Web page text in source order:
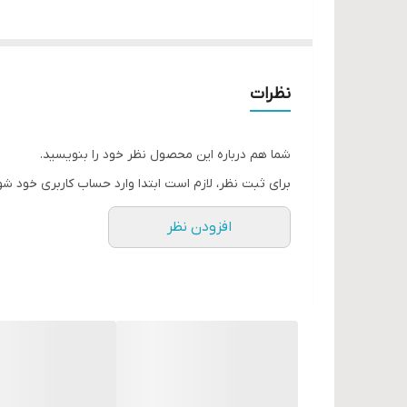
نظرات
شما هم درباره این محصول نظر خود را بنویسید.
برای ثبت نظر، لازم است ابتدا وارد حساب کاربری خود
افزودن نظر